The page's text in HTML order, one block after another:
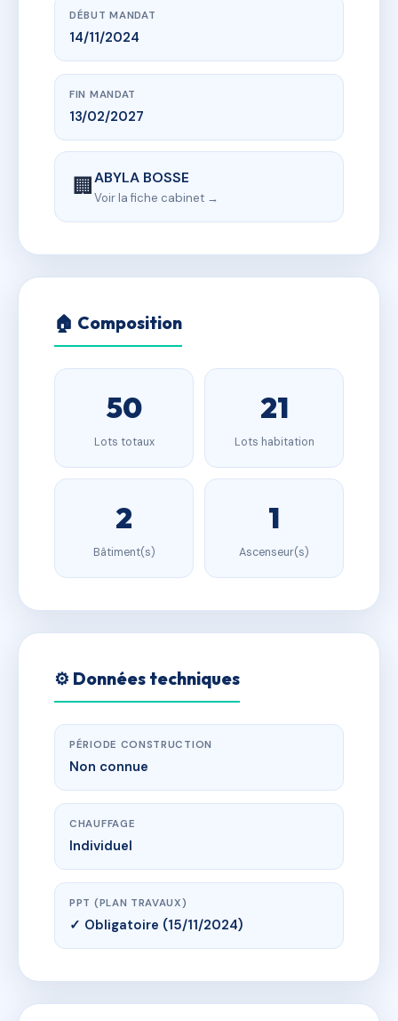
DÉBUT MANDAT
14/11/2024
FIN MANDAT
13/02/2027
🏢ABYLA BOSSE
Voir la fiche cabinet →
🏠 Composition
50
Lots totaux
21
Lots habitation
2
Bâtiment(s)
1
Ascenseur(s)
⚙️ Données techniques
PÉRIODE CONSTRUCTION
Non connue
CHAUFFAGE
Individuel
PPT (PLAN TRAVAUX)
✓ Obligatoire (15/11/2024)